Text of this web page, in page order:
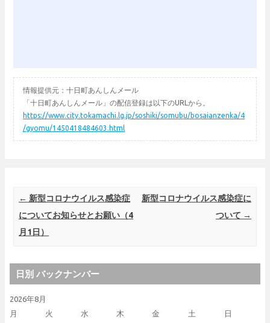
情報提供元：十日町あんしんメール
「十日町あんしんメール」の配信登録は以下のURLから。
https://www.city.tokamachi.lg.jp/soshiki/somubu/bosaianzenka/4
/gyomu/1450418484603.html
Post navigation
← 新型コロナウイルス感染症
についてお知らせとお願い（4
月1日）
新型コロナウイルス感染症に
ついて →
日別 バックナンバー
2026年8月
月
火 水 木 金 土 日